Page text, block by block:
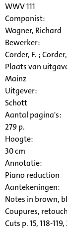
WWV 111
Componist:
Wagner, Richard
Bewerker:
Corder, F. ;
Plaats van
Mainz
Uitgever:
Schott
Aantal pagina's:
279 p.
Hoogte:
30 cm
Annotatie:
Piano reduction
Aantekeningen:
Notes in brown,
Coupures,
Cuts p. 15, 118-